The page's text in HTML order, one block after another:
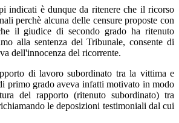
indicati è dunque da ritenere che il ricorso
perchè alcuna delle censure proposte con
il giudice di secondo grado ha ritenuto
alla sentenza del Tribunale, consente di
dell'innocenza del ricorrente.
di lavoro subordinato tra la vittima e
primo grado aveva infatti motivato in modo
del rapporto (ritenuto subordinato) tra
le deposizioni testimoniali dal cui